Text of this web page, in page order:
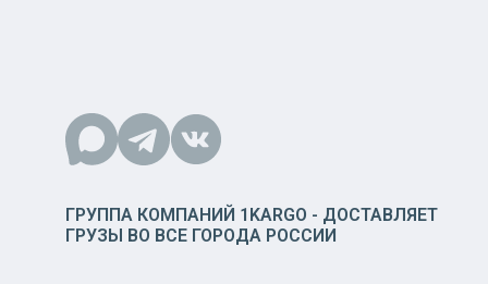
ГРУППА КОМПАНИЙ 1KARGO - ДОСТАВЛЯЕТ
ГРУЗЫ ВО ВСЕ ГОРОДА РОССИИ